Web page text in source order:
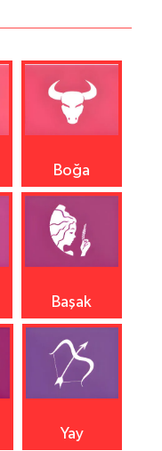
Boğa
Başak
Yay